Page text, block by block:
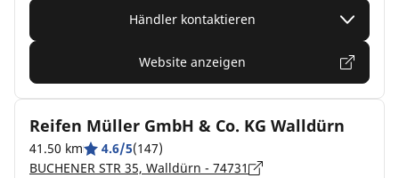
Händler kontaktieren
Website anzeigen
Reifen Müller GmbH & Co. KG Walldürn
41.50 km 4.6/5(147)
BUCHENER STR 35, Walldürn - 74731